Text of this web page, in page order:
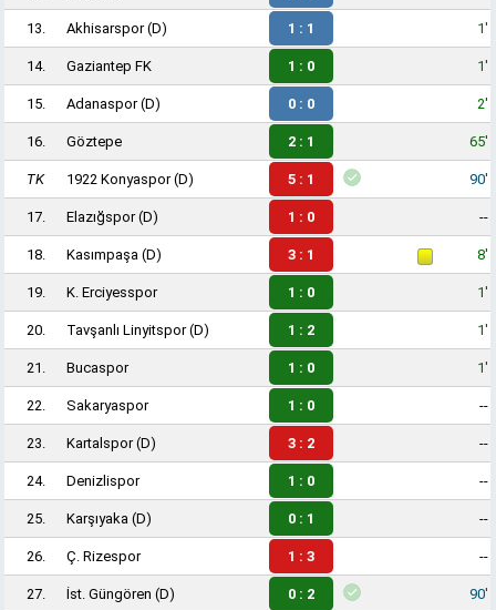
13. Akhisarspor(D) 1 : 1 1'
14. Gaziantep FK 1 : 0 1'
15. Adanaspor(D) 0 : 0 2'
16. Göztepe 2 : 1 65'
TK 1922 Konyaspor(D) 5 : 1 90'
17. Elazığspor(D) 1 : 0 --
18. Kasımpaşa (D) 3 : 1 8'
19. K. Erciyesspor 1 : 0 1'
20. Tavşanlı Linyitspor(D) 1 : 2 1'
21. Bucaspor 1 : 0 1'
22. Sakaryaspor 1 : 0 --
23. Kartalspor(D) 3 : 2 --
24. Denizlispor 1 : 0 --
25. Karşıyaka (D) 0 : 1 --
26. Ç. Rizespor 1 : 3 --
27. İst. Güngören (D) 0 : 2 90'